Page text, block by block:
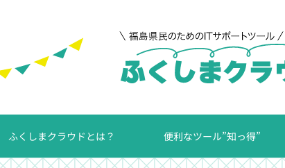
ふくしまクラウドとは？ 便利なツール”知っ得”